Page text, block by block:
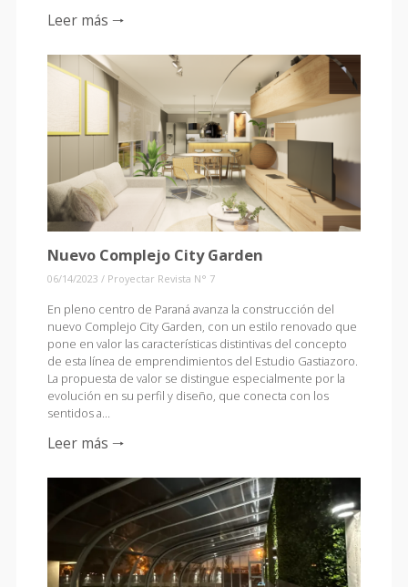
Leer más 🠒
Nuevo Complejo City Garden
06/14/2023 / Proyectar Revista N° 7
En pleno centro de Paraná avanza la construcción del
nuevo Complejo City Garden, con un estilo renovado que
pone en valor las características distintivas del concepto
de esta línea de emprendimientos del Estudio Gastiazoro.
La propuesta de valor se distingue especialmente por la
evolución en su perfil y diseño, que conecta con los
sentidos a…
Leer más 🠒